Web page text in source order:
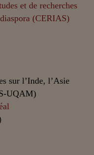
sur l’Inde, l’Asie
UQAM)